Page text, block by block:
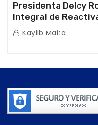
Presidenta Delcy
Integral de
Guaira
Kaylib Maita